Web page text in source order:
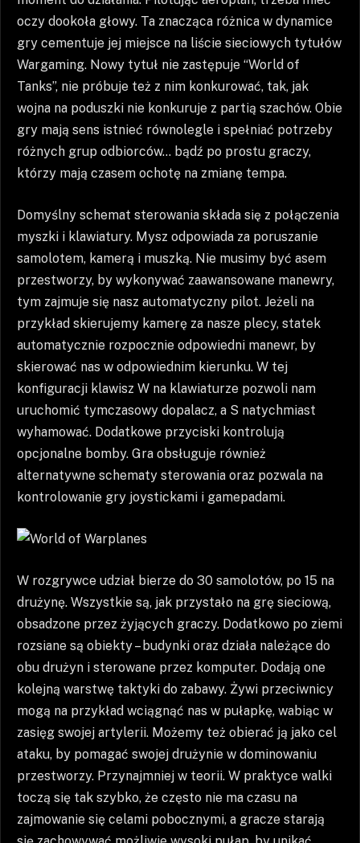
oczy dookoła głowy. Ta znacząca różnica w dynamice
gry cementuje jej miejsce na liście sieciowych tytułów
Wargaming. Nowy tytuł nie zastępuje “World of
Tanks”, nie próbuje też z nim konkurować, tak, jak
wojna na poduszki nie konkuruje z partią szachów. Obie
gry mają sens istnieć równolegle i spełniać potrzeby
różnych grup odbiorców… bądź po prostu graczy,
którzy mają czasem ochotę na zmianę tempa.
Domyślny schemat sterowania składa się z połączenia
myszki i klawiatury. Mysz odpowiada za poruszanie
samolotem, kamerą i muszką. Nie musimy być asem
przestworzy, by wykonywać zaawansowane manewry,
tym zajmuje się nasz automatyczny pilot. Jeżeli na
przykład skierujemy kamerę za nasze plecy, statek
automatycznie rozpocznie odpowiedni manewr, by
skierować nas w odpowiednim kierunku. W tej
konfiguracji klawisz W na klawiaturze pozwoli nam
uruchomić tymczasowy dopalacz, a S natychmiast
wyhamować. Dodatkowe przyciski kontrolują
opcjonalne bomby. Gra obsługuje również
alternatywne schematy sterowania oraz pozwala na
kontrolowanie gry joystickami i gamepadami.
W rozgrywce udział bierze do 30 samolotów, po 15 na
drużynę. Wszystkie są, jak przystało na grę sieciową,
obsadzone przez żyjących graczy. Dodatkowo po ziemi
rozsiane są obiekty – budynki oraz działa należące do
obu drużyn i sterowane przez komputer. Dodają one
kolejną warstwę taktyki do zabawy. Żywi przeciwnicy
mogą na przykład wciągnąć nas w pułapkę, wabiąc w
zasięg swojej artylerii. Możemy też obierać ją jako cel
ataku, by pomagać swojej drużynie w dominowaniu
przestworzy. Przynajmniej w teorii. W praktyce walki
toczą się tak szybko, że często nie ma czasu na
zajmowanie się celami pobocznymi, a gracze starają